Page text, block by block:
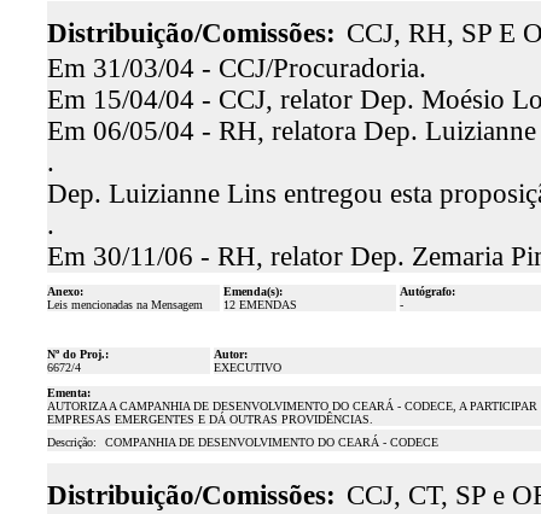
Distribuição/Comissões: CCJ, RH, SP E
Em 31/03/04 - CCJ/Procuradoria.
Em 15/04/04 - CCJ, relator Dep. Moésio
Em 06/05/04 - RH, relatora Dep.
.
Dep. Luizianne Lins entregou esta
.
Em 30/11/06 - RH, relator Dep. Zemaria
Anexo:
Leis mencionadas na Mensagem
Emenda(s):
12 EMENDAS
Autógrafo:
-
Nº do Proj.:
6672/4
Autor:
EXECUTIVO
Ementa:
AUTORIZA A CAMPANHIA DE DESENVOLVIMENTO DO CEARÁ - CODECE, A
EMPRESAS EMERGENTES E DÁ OUTRAS PROVIDÊNCIAS.
Descrição:
COMPANHIA DE DESENVOLVIMENTO DO CEARÁ - CODECE
Distribuição/Comissões: CCJ, CT, SP e